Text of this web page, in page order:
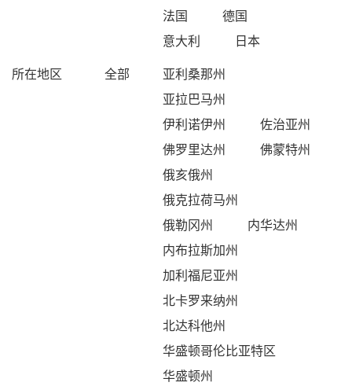
法国
德国
意大利
日本
所在地区
全部
亚利桑那州
亚拉巴马州
伊利诺伊州
佐治亚州
佛罗里达州
佛蒙特州
俄亥俄州
俄克拉荷马州
俄勒冈州
内华达州
内布拉斯加州
加利福尼亚州
北卡罗来纳州
北达科他州
华盛顿哥伦比亚特区
华盛顿州